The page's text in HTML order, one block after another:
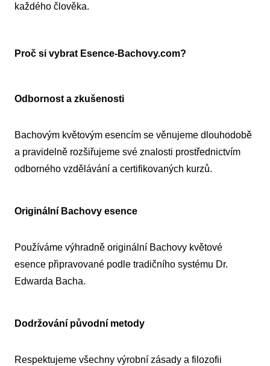
každého člověka.
Proč si vybrat Esence-Bachovy.com?
Odbornost a zkušenosti
Bachovým květovým esencím se věnujeme dlouhodobě
a pravidelně rozšiřujeme své znalosti prostřednictvím
odborného vzdělávání a certifikovaných kurzů.
Originální Bachovy esence
Používáme výhradně originální Bachovy květové
esence připravované podle tradičního systému Dr.
Edwarda Bacha.
Dodržování původní metody
Respektujeme všechny výrobní zásady a filozofii